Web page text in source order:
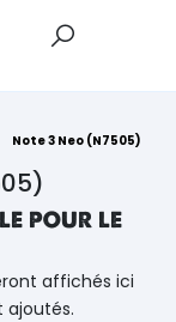
Note 3 Neo (N7505)
pour le
affichés ici
ajoutés.